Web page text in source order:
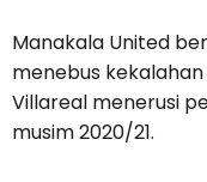
Manakala United
menebus
Villareal menerusi
musim 2020/21.